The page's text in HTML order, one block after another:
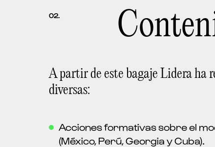
02.
A partir de este bagaje Lidera ha
diversas:
Acciones formativas sobre el
(México, Perú, Georgia y Cuba).